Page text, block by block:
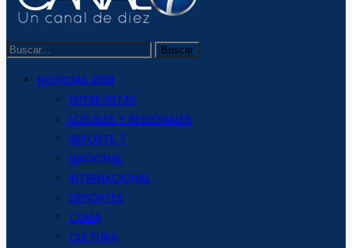
NOTICIAS 2019
ENTREVISTAS
LOCALES Y REGIONALES
REPORTE 7
NACIONAL
INTERNACIONAL
DEPORTES
CLIMA
CULTURA